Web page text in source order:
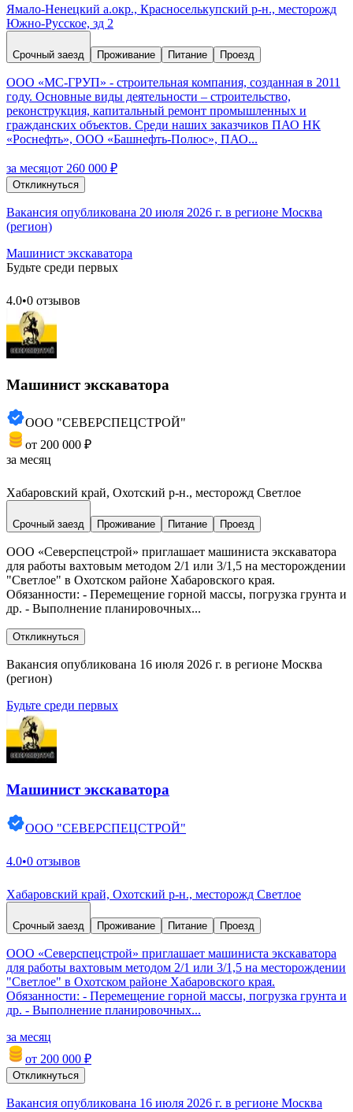
Ямало-Ненецкий а.окр., Красноселькупский р-н., месторожд
Южно-Русское, зд 2
Срочный заезд Проживание Питание Проезд
ООО «МС-ГРУП» - строительная компания, созданная в 2011
году. Основные виды деятельности – строительство,
реконструкция, капитальный ремонт промышленных и
гражданских объектов. Среди наших заказчиков ПАО НК
«Роснефть», ООО «Башнефть-Полюс», ПАО...
за месяцот 260 000 ₽
Откликнуться
Вакансия опубликована 20 июля 2026 г. в регионе Москва
(регион)
Машинист экскаватора
Будьте среди первых
4.0•0 отзывов
Машинист экскаватора
ООО "СЕВЕРСПЕЦСТРОЙ"
от 200 000 ₽
за месяц
Хабаровский край, Охотский р-н., месторожд Светлое
Срочный заезд Проживание Питание Проезд
OOО «Сeвеpспецстрoй» приглашает машиниста экскаватора
для работы вахтовым методом 2/1 или 3/1,5 на месторождении
"Светлое" в Охотском районе Хабаровского края.
Обязанности: - Перемещение горной массы, погрузка грунта и
др. - Выполнение планировочных...
Откликнуться
Вакансия опубликована 16 июля 2026 г. в регионе Москва
(регион)
Будьте среди первых
Машинист экскаватора
ООО "СЕВЕРСПЕЦСТРОЙ"
4.0•0 отзывов
Хабаровский край, Охотский р-н., месторожд Светлое
Срочный заезд Проживание Питание Проезд
OOО «Сeвеpспецстрoй» приглашает машиниста экскаватора
для работы вахтовым методом 2/1 или 3/1,5 на месторождении
"Светлое" в Охотском районе Хабаровского края.
Обязанности: - Перемещение горной массы, погрузка грунта и
др. - Выполнение планировочных...
за месяц
от 200 000 ₽
Откликнуться
Вакансия опубликована 16 июля 2026 г. в регионе Москва